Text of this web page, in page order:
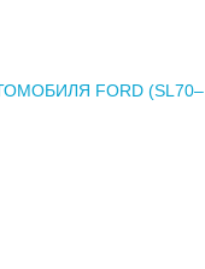
FORD (SL70–